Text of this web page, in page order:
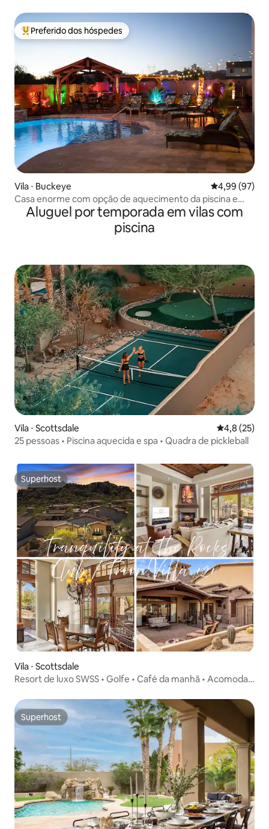
Entre os melhores preferidos dos hóspedes
Preferido dos hóspedes
Vila ⋅ Buckeye 4,99 de uma
4,99 (97)
Casa enorme com opção de aquecimento da piscina e
lindo oásis no quintal
Aluguel por temporada em vilas com
piscina
Vila ⋅ Scottsdale 4,8 de uma
4,8 (25)
25 pessoas • Piscina aquecida e spa • Quadra de pickleball
Superhost
Superhost
Vila ⋅ Scottsdale
Resort de luxo SWSS • Golfe • Café da manhã • Acomoda
Superhost
Superhost